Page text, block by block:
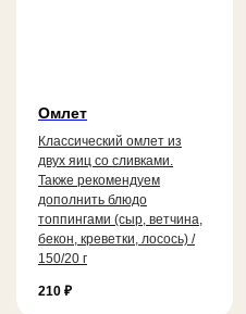
Омлет
Классический омлет из
двух яиц со сливками.
Также рекомендуем
дополнить блюдо
топпингами (сыр, ветчина,
бекон, креветки, лосось) /
150/20 г
210 ₽